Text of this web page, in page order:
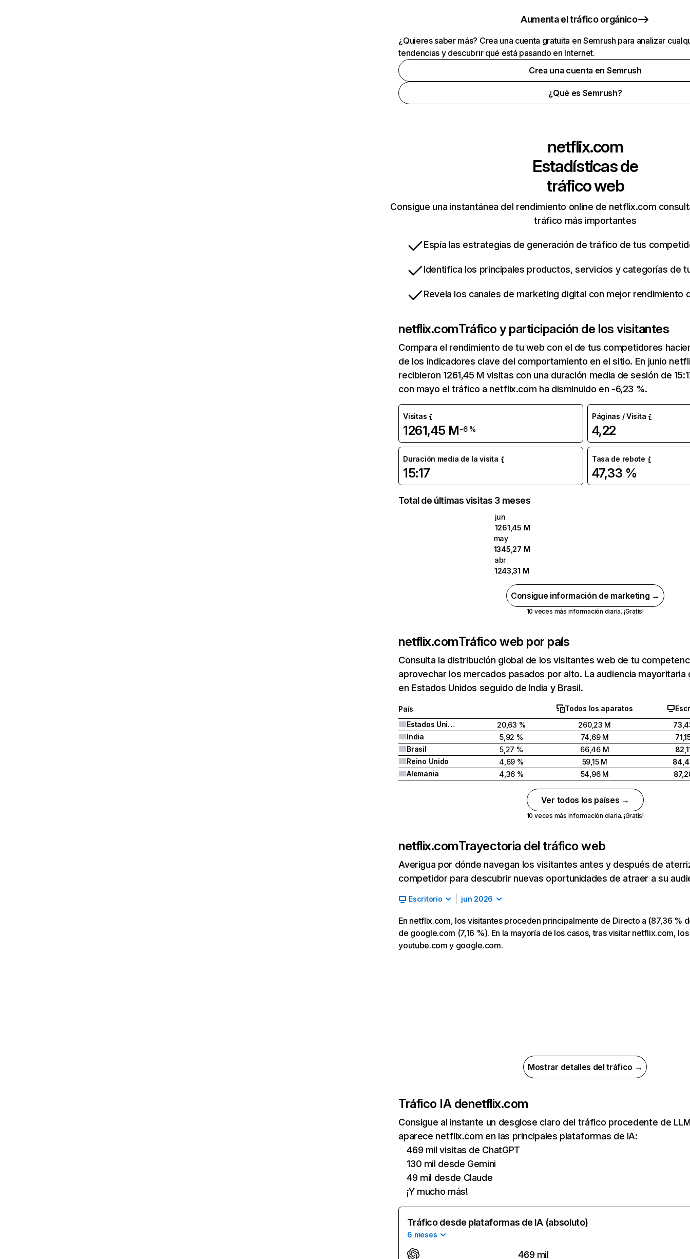
Aumenta el tráfico orgánico
¿Quieres saber más? Crea una cuenta gratuita en Semrush para analizar
tendencias y descubrir qué está pasando en Internet.
Crea una cuenta en Semrush
¿Qué es Semrush?
netflix.com
Estadísticas de
tráfico web
Consigue una instantánea del rendimiento online de netflix.com
tráfico más importantes
Espía las estrategias de generación de tráfico de tus
Identifica los principales productos, servicios y categorías de
Revela los canales de marketing digital con mejor rendimiento
netflix.comTráfico y participación de los visitantes
Compara el rendimiento de tu web con el de tus competidores
de los indicadores clave del comportamiento en el sitio. En junio
recibieron 1261,45 M visitas con una duración media de sesión de
con mayo el tráfico a netflix.com ha disminuido en -6,23 %.
Visitas
1261,45 M-6 %
Páginas / Visita
4,22
Duración media de la visita
15:17
Tasa de rebote
47,33 %
Total de últimas visitas 3 meses
jun
1261,45 M
may
1345,27 M
abr
1243,31 M
Consigue información de marketing →
10 veces más información diaria. ¡Gratis!
netflix.comTráfico web por país
Consulta la distribución global de los visitantes web de tu
aprovechar los mercados pasados por alto. La audiencia
en Estados Unidos seguido de India y Brasil.
País Todos los aparatos
Estados Unidos
20,63 % 260,23 M
India
5,92 % 74,69 M
Brasil
5,27 % 66,46 M
Reino Unido
4,69 % 59,15 M
Alemania
4,36 % 54,96 M
Ver todos los países →
10 veces más información diaria. ¡Gratis!
netflix.comTrayectoria del tráfico web
Averigua por dónde navegan los visitantes antes y después de
competidor para descubrir nuevas oportunidades de atraer a su
Escritorio jun 2026
En netflix.com, los visitantes proceden principalmente de Directo a (87,36 %
de google.com (7,16 %). En la mayoría de los casos, tras visitar netflix.com,
youtube.com y google.com.
Mostrar detalles del tráfico →
Tráfico IA denetflix.com
Consigue al instante un desglose claro del tráfico procedente de
aparece netflix.com en las principales plataformas de IA:
469 mil visitas de ChatGPT
130 mil desde Gemini
49 mil desde Claude
¡Y mucho más!
Tráfico desde plataformas de IA (absoluto)
6 meses
469 mil